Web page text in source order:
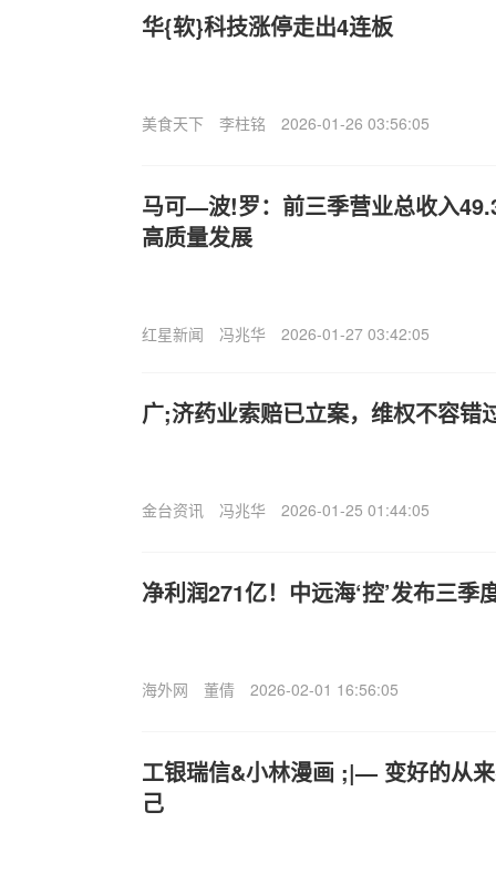
华{软}科技涨停走出4连板
美食天下 李柱铭 2026-01-26 03:56:05
马可—波!罗：前三季营业总收入
高质量发展
红星新闻 冯兆华 2026-01-27 03:42:05
广;济药业索赔已立案，维权不容错
金台资讯 冯兆华 2026-01-25 01:44:05
净利润271亿！中远海‘控’发布三季
海外网 董倩 2026-02-01 16:56:05
工银瑞信&小林漫画 ;|— 变好的从
己